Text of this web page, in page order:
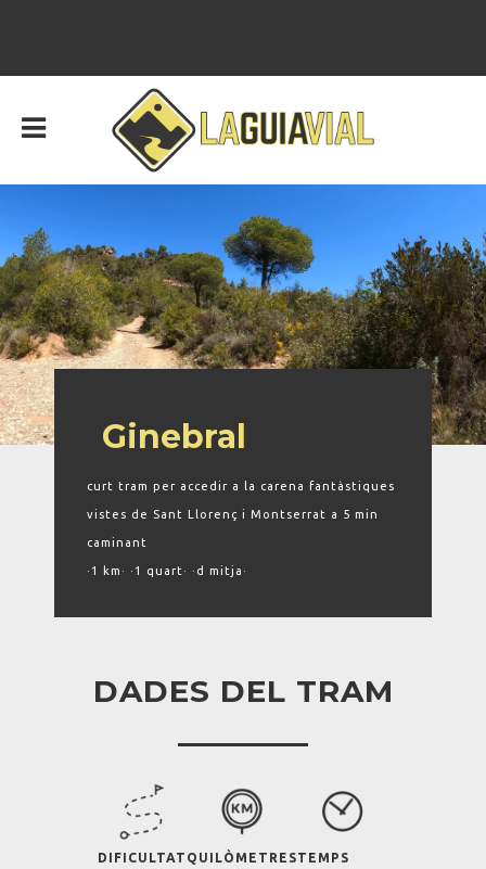
Ginebral
curt tram per accedir a la carena fantàstiques
vistes de Sant Llorenç i Montserrat a 5 min
caminant
·1 km· ·1 quart· ·d mitja·
DADES DEL TRAM
DIFICULTAT QUILÒMETRESTEMPS